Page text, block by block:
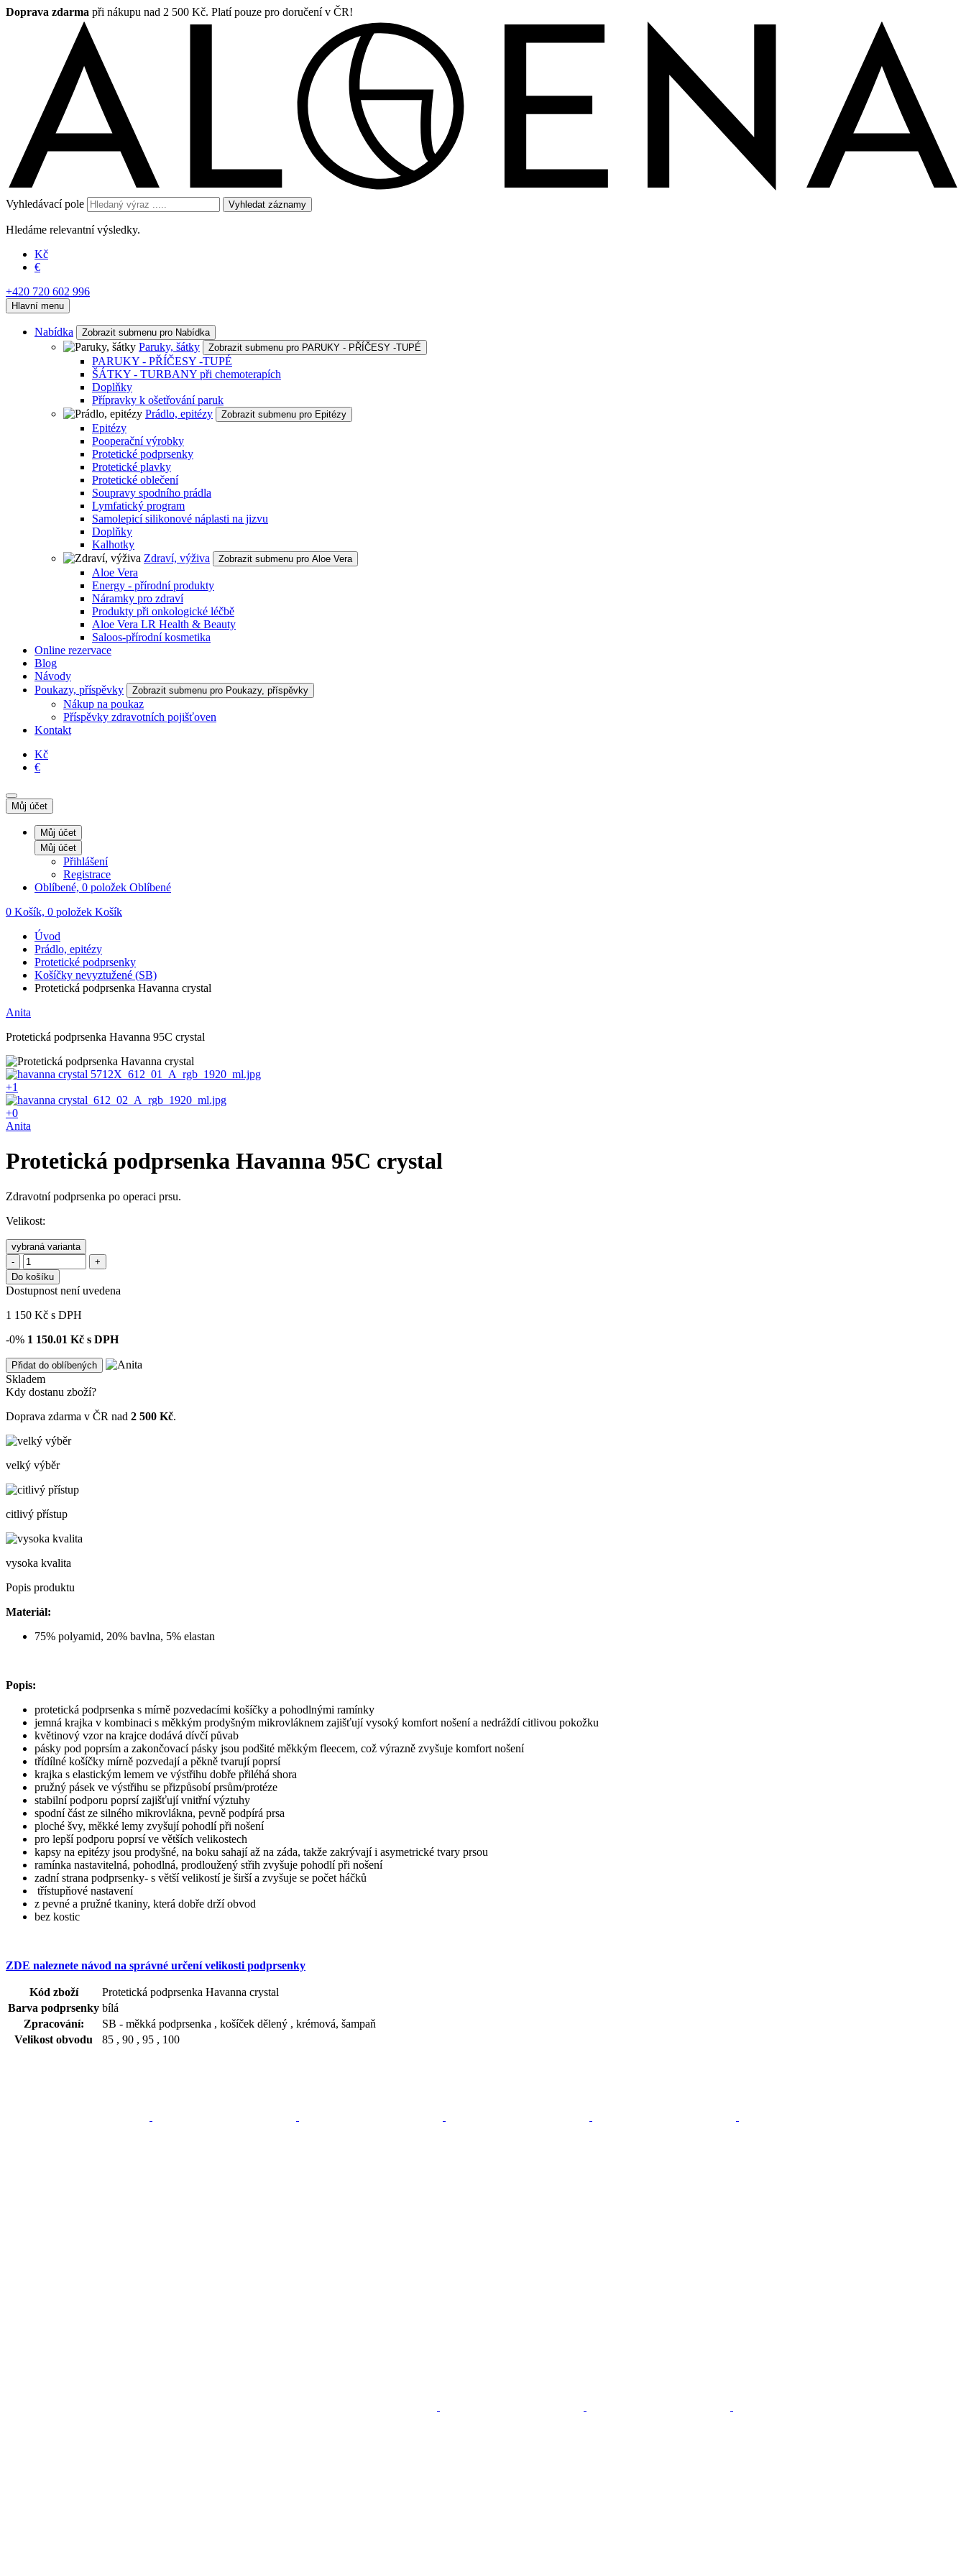
Doprava zdarma při nákupu nad 2 500 Kč. Platí pouze pro doručení v ČR!
Vyhledávací pole Vyhledat záznamy
Hledáme relevantní výsledky.
Kč
€
+420 720 602 996
Hlavní menu
Nabídka Zobrazit submenu pro Nabídka
Paruky, šátky Zobrazit submenu pro PARUKY - PŘÍČESY -TUPÉ
PARUKY - PŘÍČESY -TUPÉ
ŠÁTKY - TURBANY při chemoterapích
Doplňky
Přípravky k ošetřování paruk
Prádlo, epitézy
Zobrazit submenu pro Epitézy
Epitézy
Pooperační výrobky
Protetické podprsenky
Protetické plavky
Protetické oblečení
Soupravy spodního prádla
Lymfatický program
Samolepicí silikonové náplasti na jizvu
Doplňky
Kalhotky
Zdraví, výživa
Zobrazit submenu pro Aloe Vera
Aloe Vera
Energy - přírodní produkty
Náramky pro zdraví
Produkty při onkologické léčbě
Aloe Vera LR Health & Beauty
Saloos-přírodní kosmetika
Online rezervace
Blog
Návody
Poukazy, příspěvky
Zobrazit submenu pro Poukazy, příspěvky
Nákup na poukaz
Příspěvky zdravotních pojišťoven
Kontakt
Kč
€
Můj účet
Můj účet
Můj účet
Přihlášení
Registrace
Oblíbené, 0 položek Oblíbené
0 Košík, 0 položek Košík
Úvod
Prádlo, epitézy
Protetické podprsenky
Košíčky nevyztužené (SB)
Protetická podprsenka Havanna crystal
Anita
Protetická podprsenka Havanna 95C crystal
+1
+0
Anita
Protetická podprsenka Havanna 95C crystal
Zdravotní podprsenka po operaci prsu.
Velikost:
vybraná varianta
-
+
Do košíku
Dostupnost není uvedena
1 150 Kč s DPH
-0% 1 150.01 Kč s DPH
Přidat do oblíbených
Skladem
Kdy dostanu zboží?
Doprava zdarma v ČR nad 2 500 Kč.
velký výběr
citlivý přístup
vysoka kvalita
Popis produktu
Materiál:
75% polyamid, 20% bavlna, 5% elastan
Popis:
protetická podprsenka s mírně pozvedacími košíčky a pohodlnými ramínky
jemná krajka v kombinaci s měkkým prodyšným mikrovláknem zajišťují vysoký komfort nošení a nedráždí citlivou pokožku
květinový vzor na krajce dodává dívčí půvab
pásky pod poprsím a zakončovací pásky jsou podšité měkkým fleecem, což výrazně zvyšuje komfort nošení
třídílné košíčky mírně pozvedají a pěkně tvarují poprsí
krajka s elastickým lemem ve výstřihu dobře přiléhá shora
pružný pásek ve výstřihu se přizpůsobí prsům/protéze
stabilní podporu poprsí zajišťují vnitřní výztuhy
spodní část ze silného mikrovlákna, pevně podpírá prsa
ploché švy, měkké lemy zvyšují pohodlí při nošení
pro lepší podporu poprsí ve větších velikostech
kapsy na epitézy jsou prodyšné, na boku sahají až na záda, takže zakrývají i asymetrické tvary prsou
ramínka nastavitelná, pohodlná, prodloužený střih zvyšuje pohodlí při nošení
zadní strana podprsenky- s větší velikostí je širší a zvyšuje se počet háčků
třístupňové nastavení
z pevné a pružné tkaniny, která dobře drží obvod
bez kostic
ZDE naleznete návod na správné určení velikosti podprsenky
Kód zboží
Protetická podprsenka Havanna crystal
Barva podprsenky bílá
Zpracování:
SB - měkká podprsenka , košíček dělený , krémová, šampaň
Velikost obvodu
85 , 90 , 95 , 100